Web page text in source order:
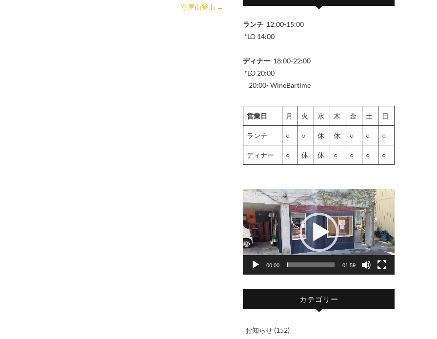
守屋山登山 →
ランチ 12:00-15:00
*LO 14:00
ディナー 18:00-22:00
*LO 20:00
20:00- WineBartime
営業日 月 火 水 木 金 土 日
ランチ ○ ○ 休 休 ○ ○ ○
ディナー ○ 休 休 ○ ○ ○ ○
動
画
プ
レ
ー
ヤ
00:00 01:59
カテゴリー
お知らせ (152)